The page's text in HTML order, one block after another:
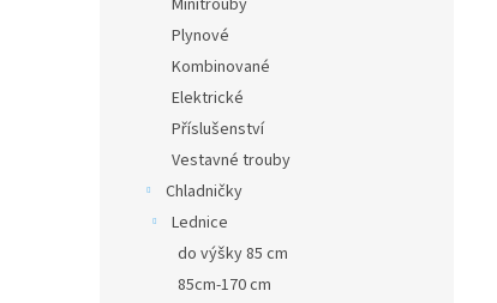
Minitrouby
Plynové
Kombinované
Elektrické
Příslušenství
Vestavné trouby
Chladničky
Lednice
do výšky 85 cm
85cm-170 cm